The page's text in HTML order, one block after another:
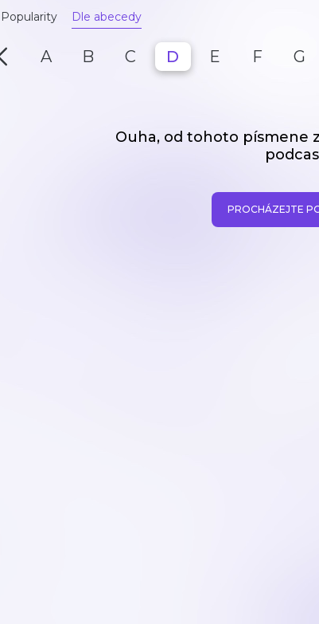
Popularity Dle abecedy
A B C D E F G
Ouha, od tohoto písmene
PROCHÁZEJTE